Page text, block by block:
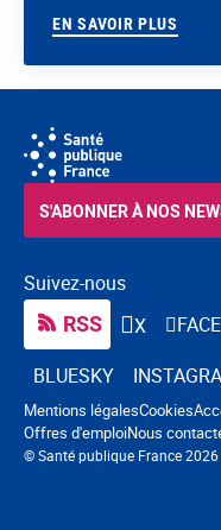
EN SAVOIR PLUS
Suivez-nous
RSS X
BLUESKY
S'ABONNER À NOS
© Santé publique France 2026
Navigation pied de page
Mentions légalesCookies
Offres d'emploiNous